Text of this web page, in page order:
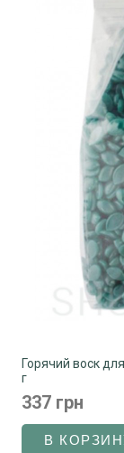
Горячий воск
г
337 грн